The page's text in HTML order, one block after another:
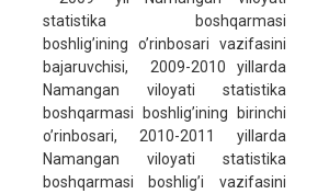
statistika boshqarmasi
boshlig’ining o’rinbosari vazifasini
bajaruvchisi, 2009-2010 yillarda
Namangan viloyati statistika
boshqarmasi boshlig’ining birinchi
o’rinbosari, 2010-2011 yillarda
Namangan viloyati statistika
boshqarmasi boshlig’i vazifasini